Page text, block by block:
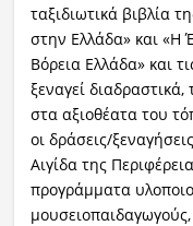
ταξιδιωτικά βιβλία
στην Ελλάδα» και «Η
Βόρεια Ελλάδα» και
ξεναγεί
στα αξιοθέατα του
οι δράσεις/
Αιγίδα της
προγράμματα